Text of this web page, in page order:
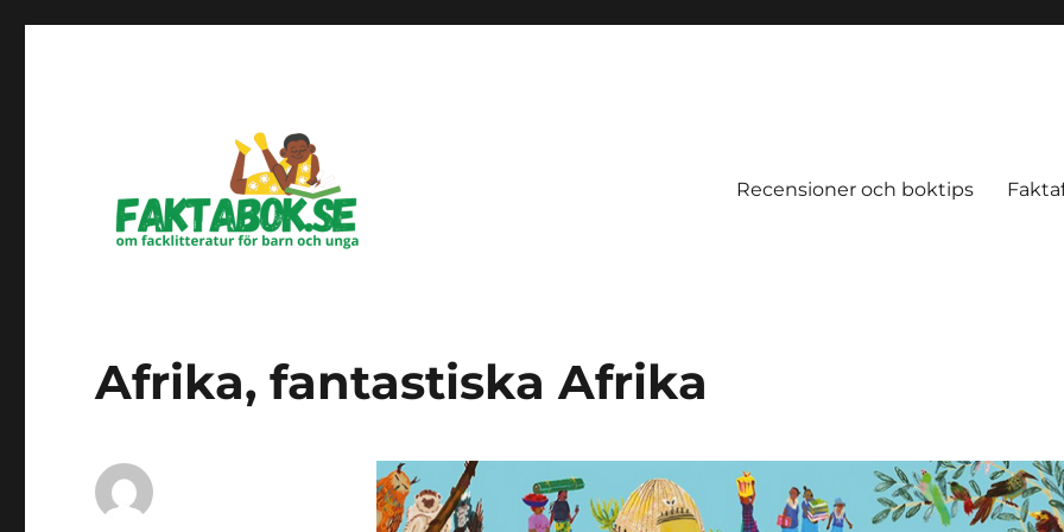
Recensioner och boktips
Afrika, fantastiska Afrika